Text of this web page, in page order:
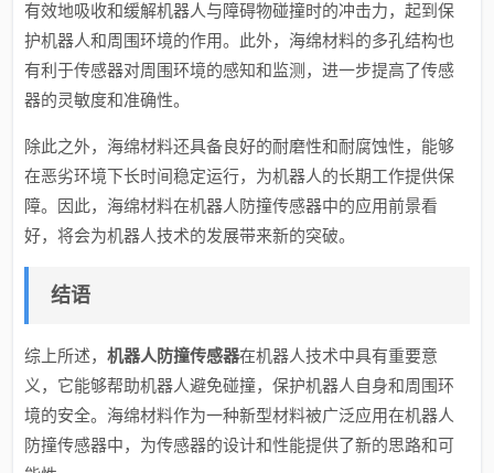
有效地吸收和缓解机器人与障碍物碰撞时的冲击力，起到保
护机器人和周围环境的作用。此外，海绵材料的多孔结构也
有利于传感器对周围环境的感知和监测，进一步提高了传感
器的灵敏度和准确性。
除此之外，海绵材料还具备良好的耐磨性和耐腐蚀性，能够
在恶劣环境下长时间稳定运行，为机器人的长期工作提供保
障。因此，海绵材料在机器人防撞传感器中的应用前景看
好，将会为机器人技术的发展带来新的突破。
结语
综上所述，机器人防撞传感器在机器人技术中具有重要意
义，它能够帮助机器人避免碰撞，保护机器人自身和周围环
境的安全。海绵材料作为一种新型材料被广泛应用在机器人
防撞传感器中，为传感器的设计和性能提供了新的思路和可